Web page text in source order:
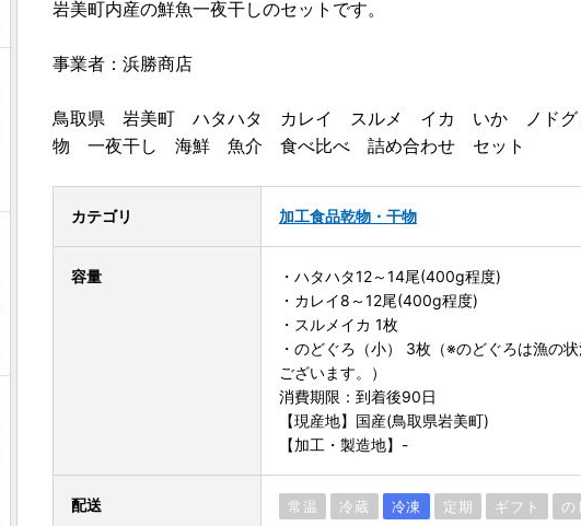
岩美町内産の鮮魚一夜干しのセットです。
事業者：浜勝商店
鳥取県 岩美町 ハタハタ カレイ スルメ イカ いか ノド
物 一夜干し 海鮮 魚介 食べ比べ 詰め合わせ セット
カテゴリ 加工食品乾物・干物
容量
・ハタハタ12～14尾(400g程度)
・カレイ8～12尾(400g程度)
・スルメイカ 1枚
・のどぐろ（小） 3枚（※のどぐろは漁の
ございます。）
消費期限：到着後90日
【現産地】国産(鳥取県岩美町)
【加工・製造地】-
配送 常温 冷蔵 冷凍 定期 ギフト の